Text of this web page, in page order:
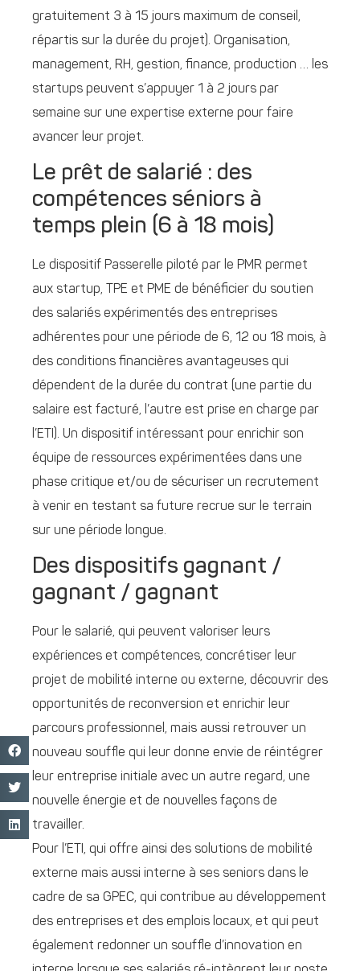
gratuitement 3 à 15 jours maximum de conseil,
répartis sur la durée du projet). Organisation,
management, RH, gestion, finance, production … les
startups peuvent s’appuyer 1 à 2 jours par
semaine sur une expertise externe pour faire
avancer leur projet.
Le prêt de salarié : des
compétences séniors à
temps plein (6 à 18 mois)
Le dispositif Passerelle piloté par le PMR permet
aux startup, TPE et PME de bénéficier du soutien
des salariés expérimentés des entreprises
adhérentes pour une période de 6, 12 ou 18 mois, à
des conditions financières avantageuses qui
dépendent de la durée du contrat (une partie du
salaire est facturé, l’autre est prise en charge par
l’ETI). Un dispositif intéressant pour enrichir son
équipe de ressources expérimentées dans une
phase critique et/ou de sécuriser un recrutement
à venir en testant sa future recrue sur le terrain
sur une période longue.
Des dispositifs gagnant /
gagnant / gagnant
Pour le salarié, qui peuvent valoriser leurs
expériences et compétences, concrétiser leur
projet de mobilité interne ou externe, découvrir des
opportunités de reconversion et enrichir leur
parcours professionnel, mais aussi retrouver un
nouveau souffle qui leur donne envie de réintégrer
leur entreprise initiale avec un autre regard, une
nouvelle énergie et de nouvelles façons de
travailler.
Pour l’ETI, qui offre ainsi des solutions de mobilité
externe mais aussi interne à ses seniors dans le
cadre de sa GPEC, qui contribue au développement
des entreprises et des emplois locaux, et qui peut
également redonner un souffle d’innovation en